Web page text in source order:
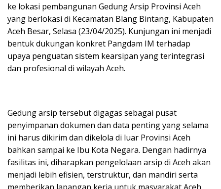
ke lokasi pembangunan Gedung Arsip Provinsi Aceh
yang berlokasi di Kecamatan Blang Bintang, Kabupaten
Aceh Besar, Selasa (23/04/2025). Kunjungan ini menjadi
bentuk dukungan konkret Pangdam IM terhadap
upaya penguatan sistem kearsipan yang terintegrasi
dan profesional di wilayah Aceh.
Gedung arsip tersebut digagas sebagai pusat
penyimpanan dokumen dan data penting yang selama
ini harus dikirim dan dikelola di luar Provinsi Aceh
bahkan sampai ke Ibu Kota Negara. Dengan hadirnya
fasilitas ini, diharapkan pengelolaan arsip di Aceh akan
menjadi lebih efisien, terstruktur, dan mandiri serta
memberikan lapangan kerja untuk masyarakat Aceh